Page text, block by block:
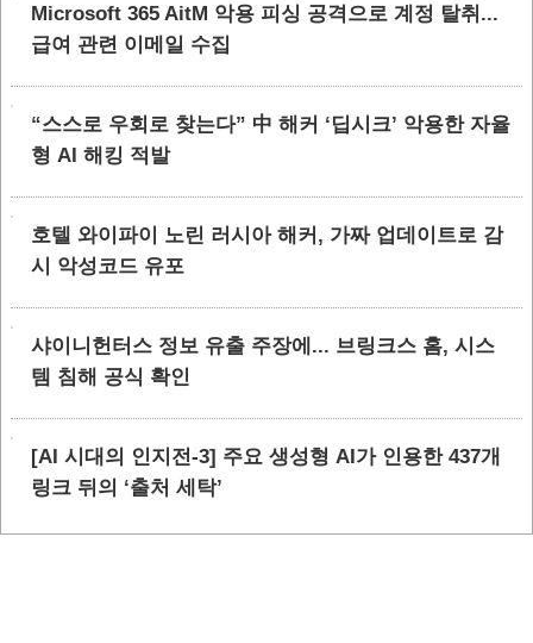
Microsoft 365 AitM 악용 피싱 공격으로 계정 탈취...
급여 관련 이메일 수집
“스스로 우회로 찾는다” 中 해커 ‘딥시크’ 악용한 자율
형 AI 해킹 적발
호텔 와이파이 노린 러시아 해커, 가짜 업데이트로 감
시 악성코드 유포
샤이니헌터스 정보 유출 주장에... 브링크스 홈, 시스
템 침해 공식 확인
[AI 시대의 인지전-3] 주요 생성형 AI가 인용한 437개
링크 뒤의 ‘출처 세탁’